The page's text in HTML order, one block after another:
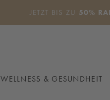
JETZT BIS ZU 50%
WELLNESS & GESUNDHEIT